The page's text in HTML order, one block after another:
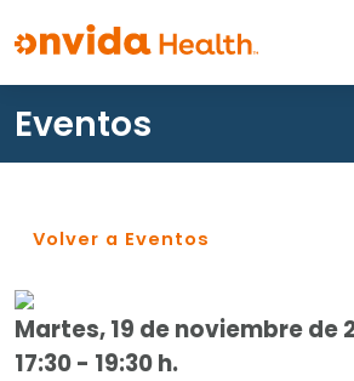
¿Qué podemos ayudarle
encontrar?
Eventos
Volver a Eventos
Martes, 19 de noviembre de
17:30 - 19:30 h.